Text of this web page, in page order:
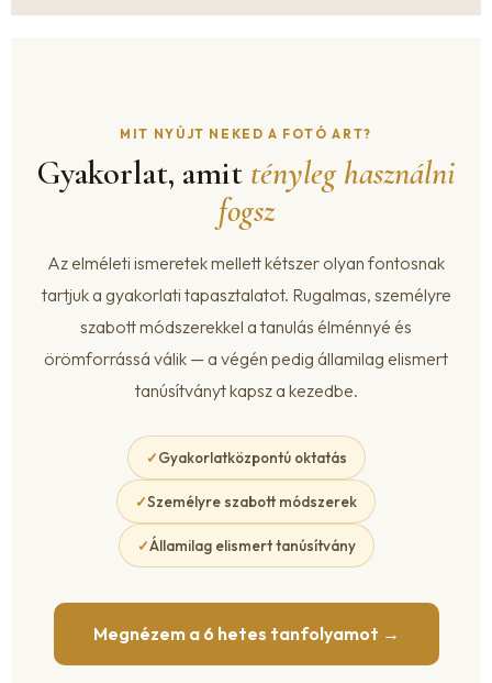
MIT NYÚJT NEKED A FOTÓ ART?
Gyakorlat, amit tényleg használni
fogsz
Az elméleti ismeretek mellett kétszer olyan fontosnak
tartjuk a gyakorlati tapasztalatot. Rugalmas, személyre
szabott módszerekkel a tanulás élménnyé és
örömforrássá válik — a végén pedig államilag elismert
tanúsítványt kapsz a kezedbe.
Gyakorlatközpontú oktatás
Személyre szabott módszerek
Államilag elismert tanúsítvány
Megnézem a 6 hetes tanfolyamot →